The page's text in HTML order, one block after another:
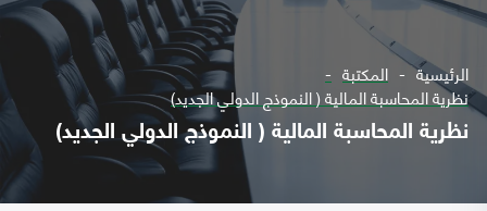
الرئيسية المكتبة
نظرية المحاسبة المالية ( النموذج الدولي الجديد)
نظرية المحاسبة المالية ( النموذج الدولي الجديد)